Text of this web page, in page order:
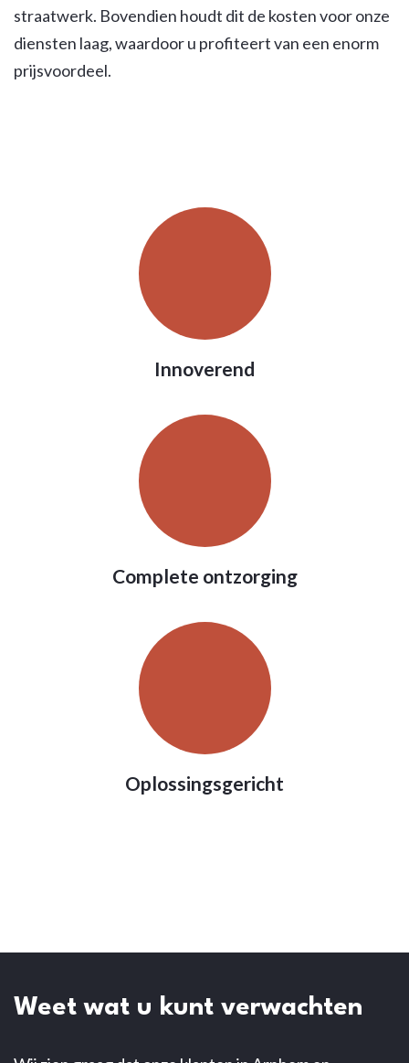
straatwerk. Bovendien houdt dit de kosten voor onze
diensten laag, waardoor u profiteert van een enorm
prijsvoordeel.
Innoverend
Complete ontzorging
Oplossingsgericht
Weet wat u kunt verwachten